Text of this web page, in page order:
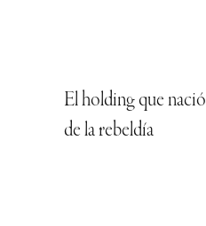
El holding que nació
de la rebeldía